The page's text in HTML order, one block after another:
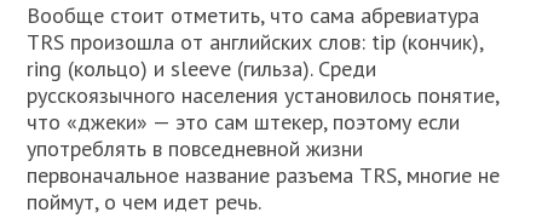
Вообще стоит отметить, что сама абревиатура
TRS произошла от английских слов: tip (кончик),
ring (кольцо) и sleeve (гильза). Среди
русскоязычного населения установилось понятие,
что «джеки» — это сам штекер, поэтому если
употреблять в повседневной жизни
первоначальное название разъема TRS, многие не
поймут, о чем идет речь.